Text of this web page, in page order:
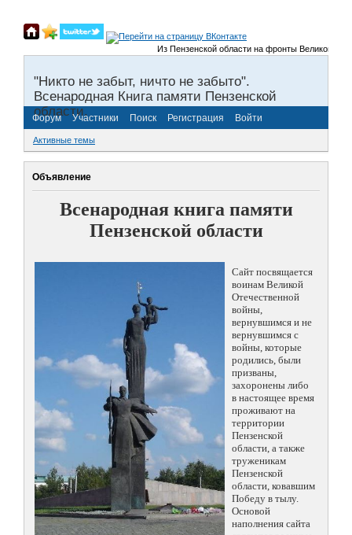
Из Пензенской области на фронты Великой
"Никто не забыт, ничто не забыто".
Всенародная Книга памяти Пензенской
области.
Форум Участники Поиск Регистрация Войти
Активные темы
Объявление
Всенародная книга памяти
Пензенской области
Сайт посвящается
воинам Великой
Отечественной
войны,
вернувшимся и не
вернувшимся с
войны, которые
родились, были
призваны,
захоронены либо
в настоящее время
проживают на
территории
Пензенской
области, а также
труженикам
Пензенской
области, ковавшим
Победу в тылу.
Основой
наполнения сайта